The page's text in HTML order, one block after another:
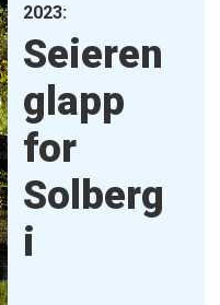
2023:
Seieren
glapp
for
Solberg
i